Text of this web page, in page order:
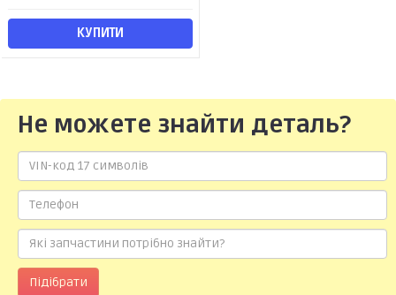
КУПИТИ
Не можете знайти деталь?
Підібрати